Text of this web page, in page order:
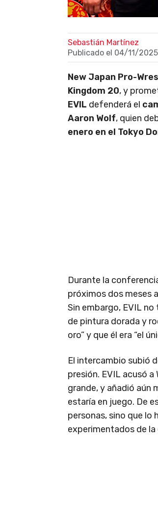
Sebastián Martínez
Publicado el 04/11/2025
New Japan Pro-
Kingdom 20, y
EVIL defenderá el
Aaron Wolf, quien
enero en el Tokyo
Durante la
próximos dos meses
Sin embargo, EVIL
de pintura dorada y
oro” y que él era “el
El intercambio subió
presión. EVIL acusó
grande, y añadió aún
estaría en juego. De
personas, sino que lo
experimentados de la